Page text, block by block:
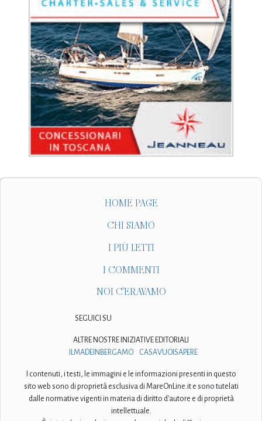
HOME PAGE
CHI SIAMO
I PIÙ LETTI
I COMMENTI
NOI C'ERAVAMO
SEGUICI SU
ALTRE NOSTRE INIZIATIVE EDITORIALI
ILMADEINBERGAMO
CASAVUOISAPERE
I contenuti, i testi, le immagini e le informazioni presenti in questo
sito web sono di proprietà esclusiva di MareOnLine.it e sono tutelati
dalle normative vigenti in materia di diritto d'autore e di proprietà
intellettuale.